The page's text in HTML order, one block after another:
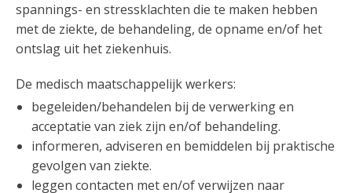
spannings- en stressklachten die te maken hebben
met de ziekte, de behandeling, de opname en/of het
ontslag uit het ziekenhuis.
De medisch maatschappelijk werkers:
begeleiden/behandelen bij de verwerking en
acceptatie van ziek zijn en/of behandeling.
informeren, adviseren en bemiddelen bij praktische
gevolgen van ziekte.
leggen contacten met en/of verwijzen naar